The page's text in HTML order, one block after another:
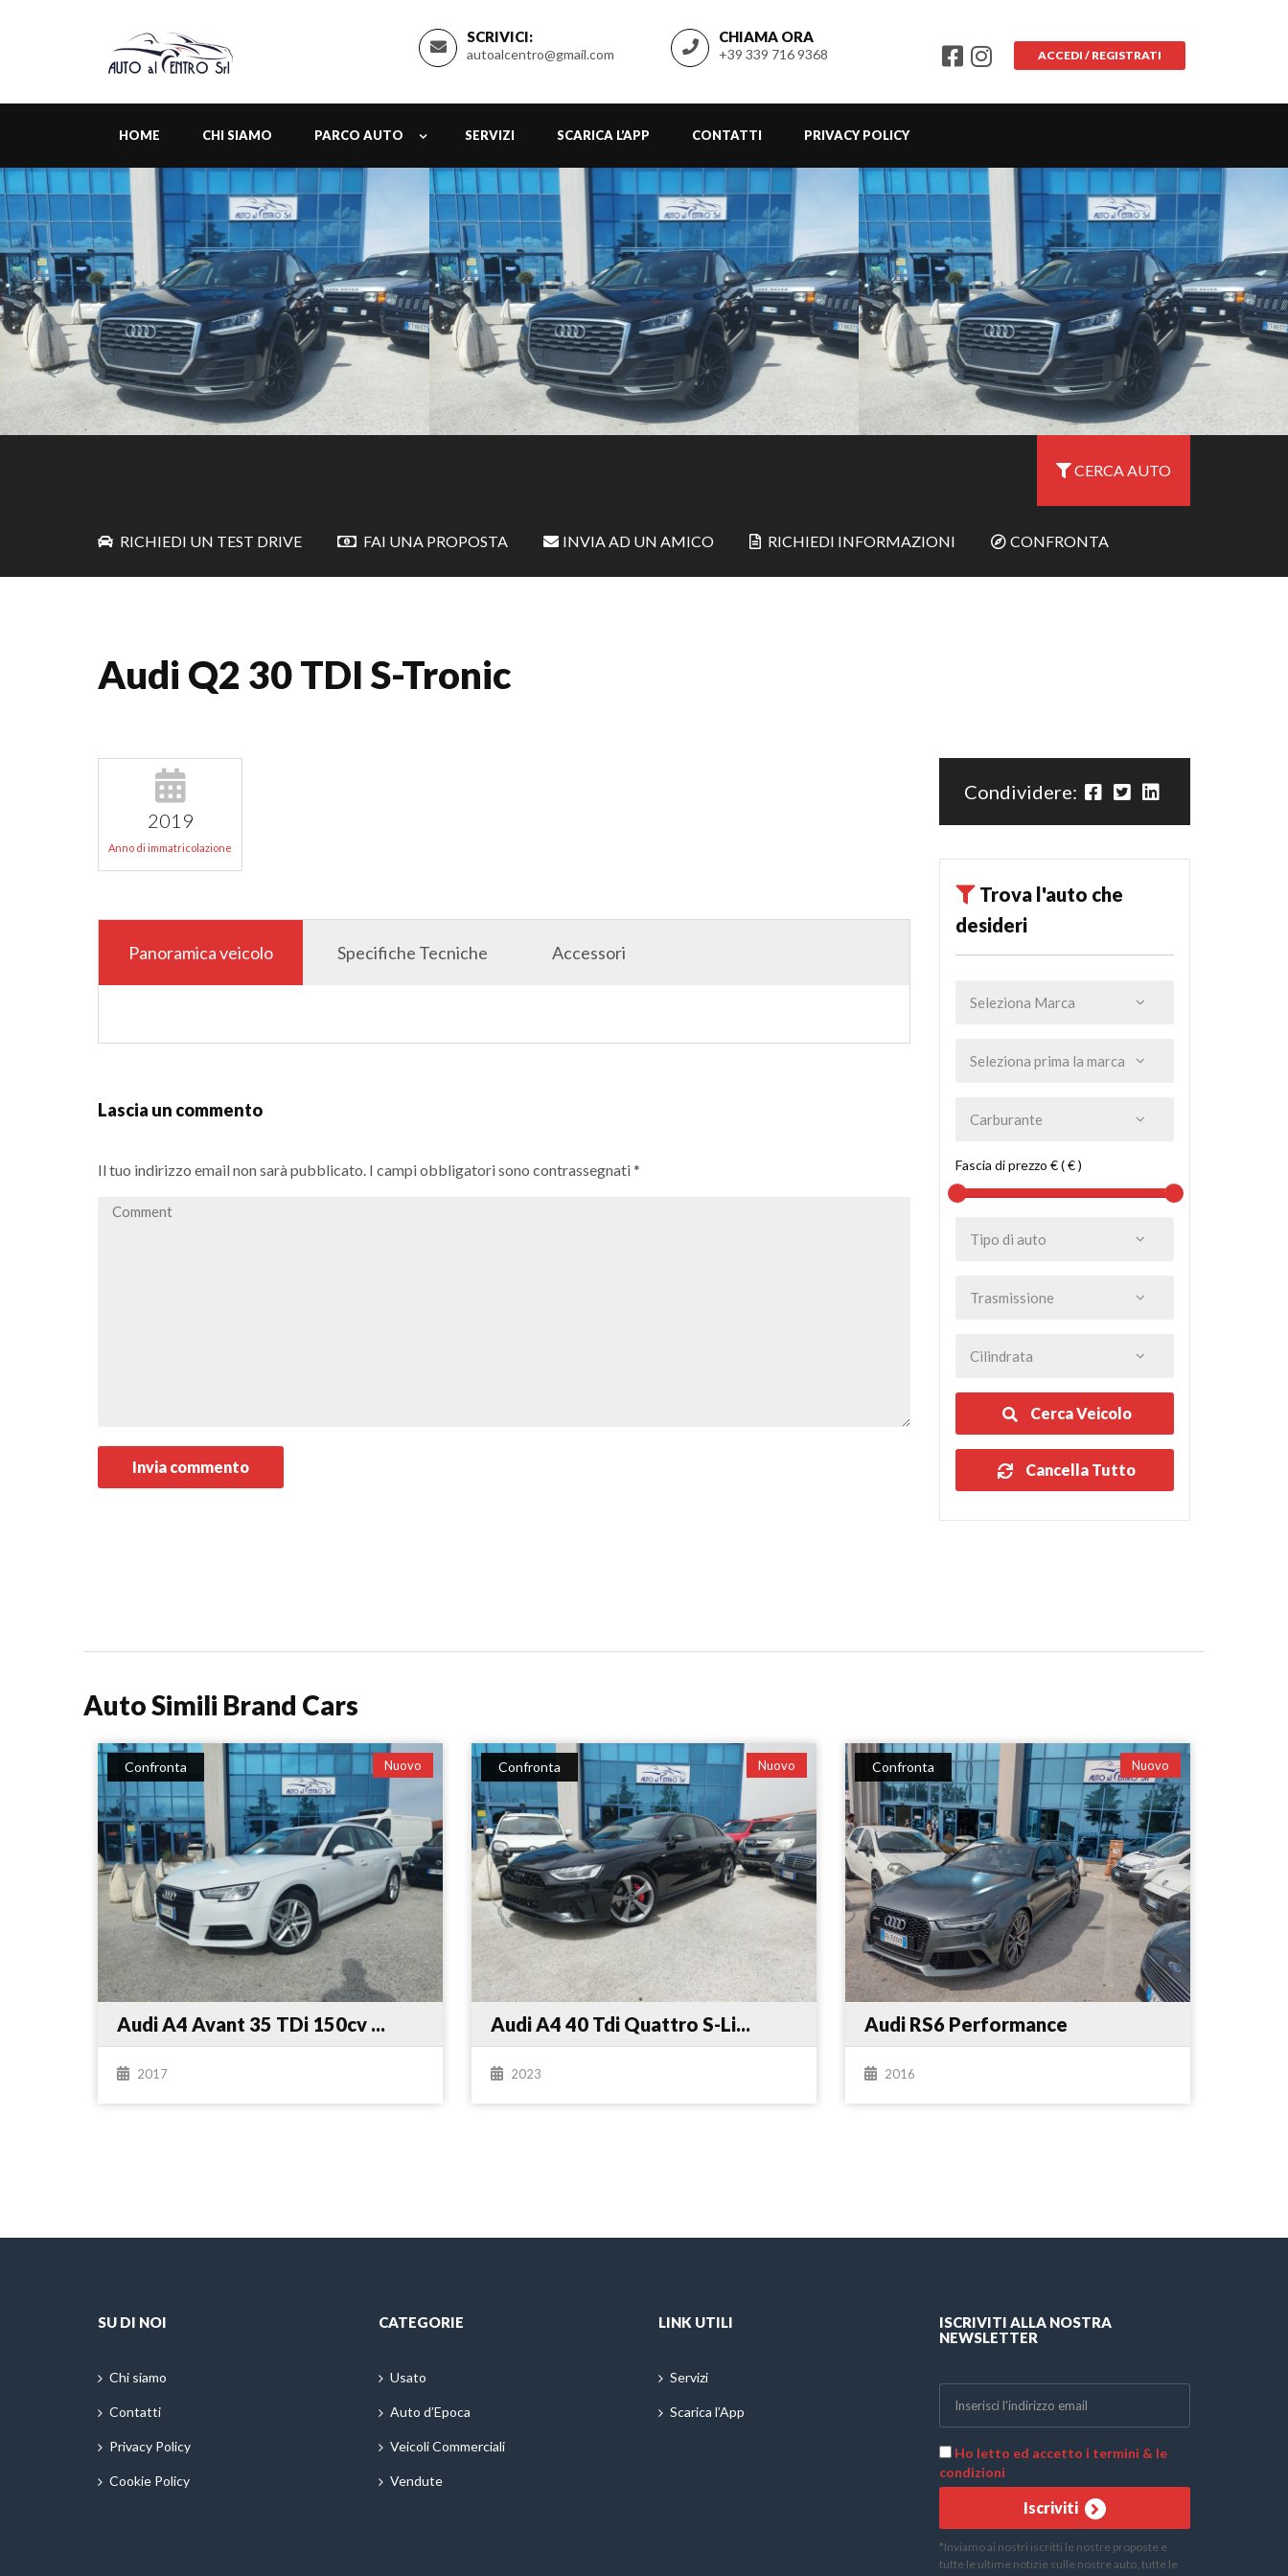
SCRIVICI:
autoalcentro@gmail.com
CHIAMA ORA
+39 339 716 9368 ACCEDI / REGISTRATI
HOME CHI SIAMO PARCO AUTO SERVIZI SCARICA L’APP CONTATTI PRIVACY POLICY
CERCA AUTO
RICHIEDI UN TEST DRIVE FAI UNA PROPOSTA INVIA AD UN AMICO RICHIEDI INFORMAZIONI CONFRONTA
Audi Q2 30 TDI S-Tronic
2019
Anno di immatricolazione
Panoramica veicolo Specifiche Tecniche Accessori
Lascia un commento
Il tuo indirizzo email non sarà pubblicato. I campi obbligatori sono contrassegnati*
Condividere:
Trova l'auto che
desideri
Fascia di prezzo € ( € )
Cerca Veicolo
Cancella Tutto
Auto Simili Brand Cars
Nuovo
Confronta
Audi A4 Avant 35 TDi 150cv ...
2017
Nuovo
Confronta
Audi A4 40 Tdi Quattro S-Li...
2023
Nuovo
Confronta
Audi RS6 Performance
2016
SU DI NOI
Chi siamo
Contatti
Privacy Policy
Cookie Policy
CATEGORIE
Usato
Auto d’Epoca
Veicoli Commerciali
Vendute
LINK UTILI
Servizi
Scarica l’App
ISCRIVITI ALLA NOSTRA
NEWSLETTER
Ho letto ed accetto i termini & le
condizioni
Iscriviti
*Inviamo ai nostri iscritti le nostre proposte e
tutte le ultime notizie sulle nostre auto, tutte le